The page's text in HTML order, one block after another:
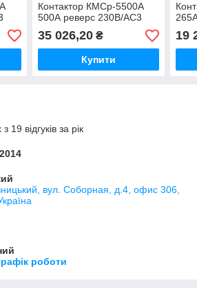
Контактор КМСр-5500А
500А реверс 230В/АС3
35 026,20₴
Купити
19
19 відгуків за рік
вул. Соборная, д.4, офис 306,
роботи